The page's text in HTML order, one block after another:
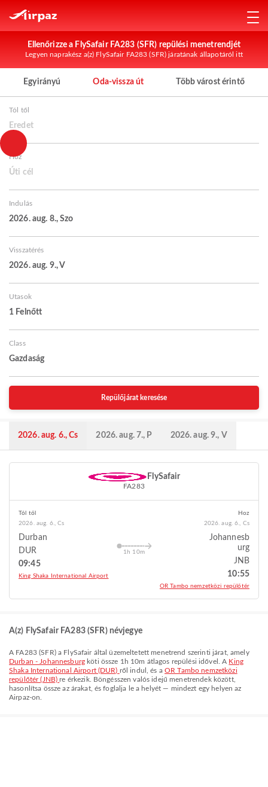
Ellenőrizze a FlySafair FA283 (SFR) repülési menetrendjét
Legyen naprakész a(z) FlySafair FA283 (SFR) járatának állapotáról itt
Egyirányú Oda-vissza út Több várost érintő
Tól től
Eredet
Hoz
Úti cél
Indulás
2026. aug. 8., Szo
Visszatérés
2026. aug. 9., V
Utasok
1 Felnőtt
Class
Gazdaság
Repülőjárat keresése
2026. aug. 6., Cs 2026. aug. 7., P 2026. aug. 9., V
FlySafair
FA283
Tól től
2026. aug. 6., Cs
Durban
DUR
09:45
King Shaka International Airport
1h 10m
Hoz
2026. aug. 6., Cs
Johannesb
urg
JNB
10:55
OR Tambo nemzetközi repülőtér
A(z) FlySafair FA283 (SFR) névjegye
A FA283(SFR) a FlySafairáltal üzemeltetett menetrend szerinti járat, amely
Durban - Johannesburgköti össze 1h 10m átlagos repülési idővel. A King
Shaka International Airport (DUR) ről indul, és aOR Tambo nemzetközi
repülőtér (JNB)re érkezik. Böngésszen valós idejű menetrendek között,
hasonlítsa össze az árakat, és foglalja le a helyét — mindezt egy helyen az
Airpaz-on.